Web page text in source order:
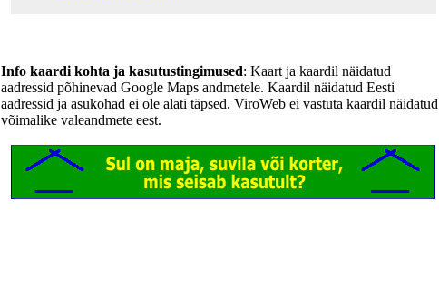
Info kaardi kohta ja kasutustingimused: Kaart ja kaardil näidatud
aadressid põhinevad Google Maps andmetele. Kaardil näidatud Eesti
aadressid ja asukohad ei ole alati täpsed. ViroWeb ei vastuta kaardil näidatud
võimalike valeandmete eest.